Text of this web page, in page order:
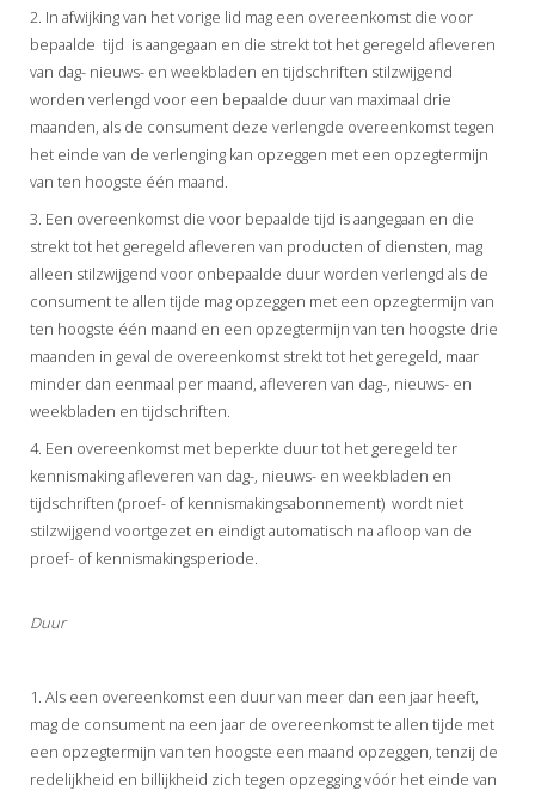
2. In afwijking van het vorige lid mag een overeenkomst die voor
bepaalde tijd is aangegaan en die strekt tot het geregeld afleveren
van dag- nieuws- en weekbladen en tijdschriften stilzwijgend
worden verlengd voor een bepaalde duur van maximaal drie
maanden, als de consument deze verlengde overeenkomst tegen
het einde van de verlenging kan opzeggen met een opzegtermijn
van ten hoogste één maand.
3. Een overeenkomst die voor bepaalde tijd is aangegaan en die
strekt tot het geregeld afleveren van producten of diensten, mag
alleen stilzwijgend voor onbepaalde duur worden verlengd als de
consument te allen tijde mag opzeggen met een opzegtermijn van
ten hoogste één maand en een opzegtermijn van ten hoogste drie
maanden in geval de overeenkomst strekt tot het geregeld, maar
minder dan eenmaal per maand, afleveren van dag-, nieuws- en
weekbladen en tijdschriften.
4. Een overeenkomst met beperkte duur tot het geregeld ter
kennismaking afleveren van dag-, nieuws- en weekbladen en
tijdschriften (proef- of kennismakingsabonnement) wordt niet
stilzwijgend voortgezet en eindigt automatisch na afloop van de
proef- of kennismakingsperiode.
Duur
1. Als een overeenkomst een duur van meer dan een jaar heeft,
mag de consument na een jaar de overeenkomst te allen tijde met
een opzegtermijn van ten hoogste een maand opzeggen, tenzij de
redelijkheid en billijkheid zich tegen opzegging vóór het einde van